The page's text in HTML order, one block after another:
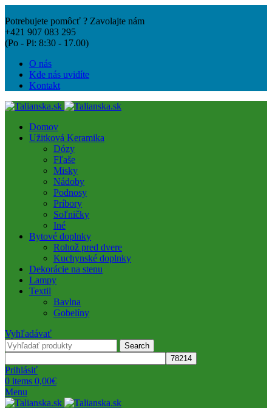
Potrebujete pomôcť ? Zavolajte nám
+421 907 083 295
(Po - Pi: 8:30 - 17.00)
O nás
Kde nás uvidíte
Kontakt
Domov
Užitková Keramika
Dózy
Fľaše
Misky
Nádoby
Podnosy
Príbory
Soľničky
Iné
Bytové doplnky
Rohož pred dvere
Kuchynské doplnky
Dekorácie na stenu
Lampy
Textil
Bavlna
Gobelíny
Vyhľadávať
Search
Prihlásiť
0 items 0,00€
Menu